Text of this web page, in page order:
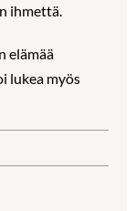
ihmettä.
elämää
lukea myös